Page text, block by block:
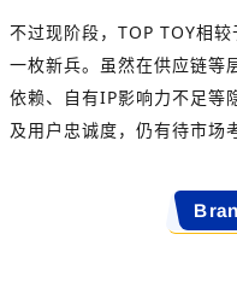
不过现阶段，TOP TOY相
一枚新兵。虽然在供应链等
依赖、自有IP影响力不足等
及用户忠诚度，仍有待市场